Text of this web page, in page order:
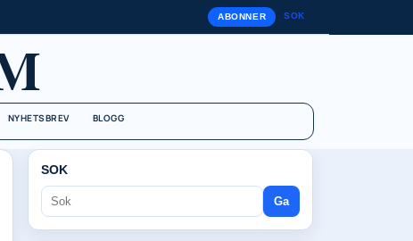
ABONNER SOK
NYHETSBREV BLOGG
SOK
Ga